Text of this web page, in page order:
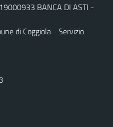
BANCA DI ASTI -
di Coggiola - Servizio